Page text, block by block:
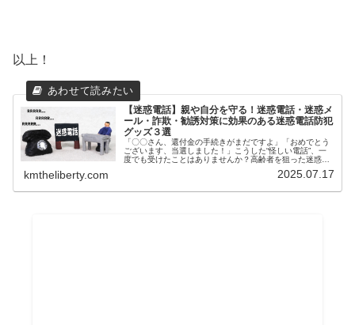
以上！
【迷惑電話】親や自分を守る！迷惑電話・迷惑メ
ール・詐欺・勧誘対策に効果のある迷惑電話防犯
グッズ３選
「〇〇さん、還付金の手続きがまだですよ」「おめでとう
ございます、当選しました！」こうした“怪しい電話”、一
度でも受けたことはありませんか？高齢者を狙った迷惑電
kmtheliberty.com 2025.07.17